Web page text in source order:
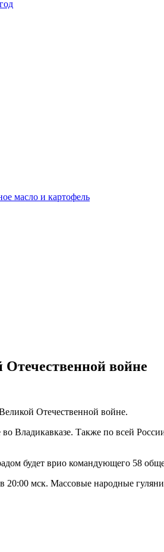
масло и картофель
войне
Отечественной войне.
Владикавказе. Также по всей
будет врио командующего 58
мск. Массовые народные